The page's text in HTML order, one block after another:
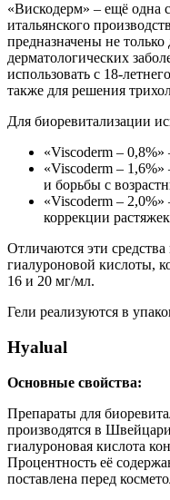
«Вискодерм» – ещё одна
итальянского
предназначены не
дерматологических
использовать с 18-
также для решения
Для биоревитализации
«Viscoderm – 0,8%»
«Viscoderm –
и борьбы с
«Viscoderm –
коррекции
Отличаются эти
гиалуроновой кислоты,
16 и 20 мг/мл.
Гели реализуются в
Hyalual
Основные свойства:
Препараты для
производятся в
гиалуроновая кислота
Процентность её
поставлена перед